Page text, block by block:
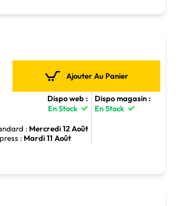
Ajouter Au Panier
Dispo web :
En Stock
: Mercredi 12 Août
: Mardi 11 Août
Dispo magasin :
En Stock